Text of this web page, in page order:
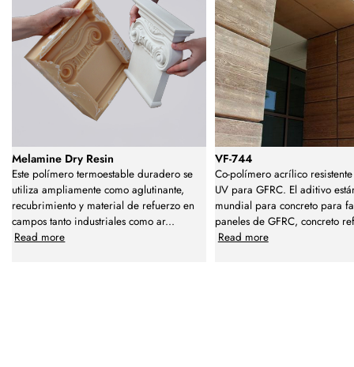
Melamine Dry Resin
Este polímero termoestable duradero se
utiliza ampliamente como aglutinante,
recubrimiento y material de refuerzo en
campos tanto industriales como ar...
Read more
VF-744
Co-polímero acrílico
UV para GFRC. El aditivo
mundial para concreto para
paneles de GFRC, concreto
Read more